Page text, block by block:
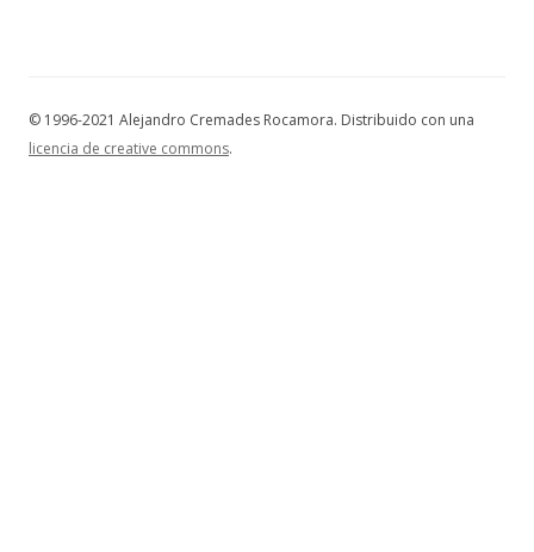
© 1996-2021 Alejandro Cremades Rocamora. Distribuido con una
licencia de creative commons.